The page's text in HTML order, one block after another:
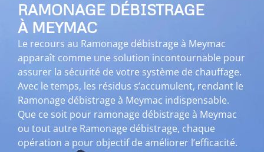
RAMONAGE DÉBISTRAGE
À MEYMAC
Le recours au Ramonage débistrage à Meymac
apparaît comme une solution incontournable pour
assurer la sécurité de votre système de chauffage.
Avec le temps, les résidus s’accumulent, rendant le
Ramonage débistrage à Meymac indispensable.
Que ce soit pour ramonage débistrage à Meymac
ou tout autre Ramonage débistrage, chaque
opération a pour objectif de améliorer l’efficacité.